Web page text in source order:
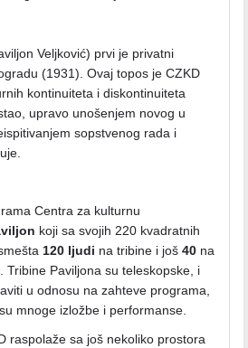
Veljković) prvi je privatni
(1931). Ovaj topos je CZKD
kontinuiteta i diskontinuiteta
upravo unošenjem novog u
sopstvenog rada i
Centra za kulturnu
koji sa svojih 220 kvadratnih
120 ljudi na tribine i još 40 na
Tribine Paviljona su teleskopske, i
u odnosu na zahteve programa,
mnoge izložbe i performanse.
raspolaže sa još nekoliko prostora